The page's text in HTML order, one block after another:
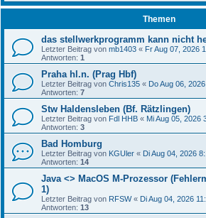
Themen
das stellwerkprogramm kann nicht
Letzter Beitrag von mb1403 « Fr Aug 07, 2026
Antworten: 1
Praha hl.n. (Prag Hbf)
Letzter Beitrag von Chris135 « Do Aug 06,
Antworten: 7
Stw Haldensleben (Bf. Rätzlingen)
Letzter Beitrag von Fdl HHB « Mi Aug 05, 2026
Antworten: 3
Bad Homburg
Letzter Beitrag von KGUler « Di Aug 04, 2026
Antworten: 14
Java <> MacOS M-Prozessor
1)
Letzter Beitrag von RFSW« Di Aug 04, 2026
Antworten: 13